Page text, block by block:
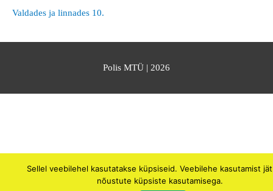
Valdades ja linnades 10.
Polis MTÜ | 2026
Sellel veebilehel kasutatakse küpsiseid. Veebilehe kasutamist
nõustute küpsiste kasutamisega.